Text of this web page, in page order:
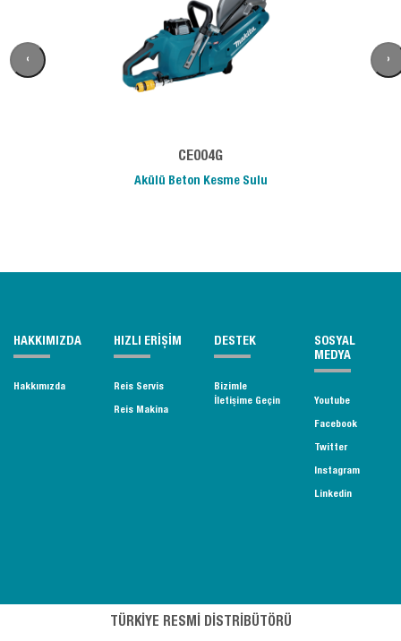
CE004G
Akülü Beton Kesme Sulu
‹ ›
HAKKIMIZDA
Hakkımızda
HIZLI ERİŞİM
Reis Servis
Reis Makina
DESTEK
Bizimle
İletişime Geçin
SOSYAL
MEDYA
Youtube
Facebook
Twitter
Instagram
Linkedin
TÜRKİYE RESMİ DİSTRİBÜTÖRÜ